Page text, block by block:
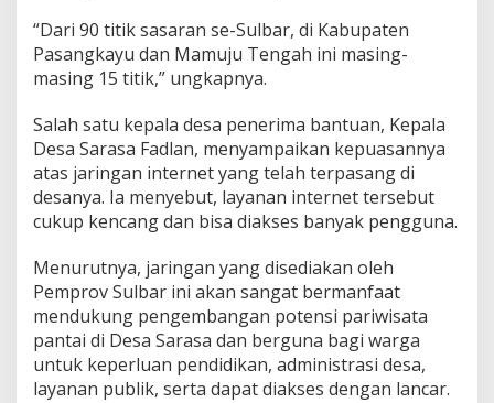
n
g
a
h
“Dari 90 titik sasaran se-Sulbar, di Kabupaten
Pasangkayu dan Mamuju Tengah ini masing-
masing 15 titik,” ungkapnya.
Salah satu kepala desa penerima bantuan, Kepala
Desa Sarasa Fadlan, menyampaikan kepuasannya
atas jaringan internet yang telah terpasang di
desanya. Ia menyebut, layanan internet tersebut
cukup kencang dan bisa diakses banyak pengguna.
Menurutnya, jaringan yang disediakan oleh
Pemprov Sulbar ini akan sangat bermanfaat
mendukung pengembangan potensi pariwisata
pantai di Desa Sarasa dan berguna bagi warga
untuk keperluan pendidikan, administrasi desa,
layanan publik, serta dapat diakses dengan lancar.